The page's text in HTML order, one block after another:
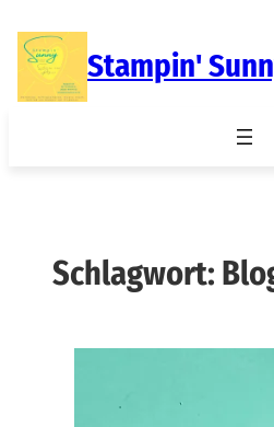
Inhalt
springen
Stampin'
Schlagwort: